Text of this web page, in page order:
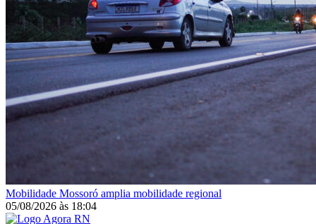
Mobilidade Mossoró amplia mobilidade regional
05/08/2026 às 18:04